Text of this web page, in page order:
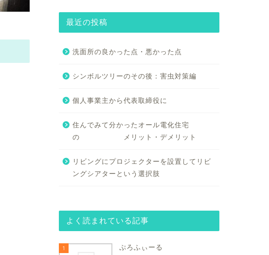
最近の投稿
洗面所の良かった点・悪かった点
シンボルツリーのその後：害虫対策編
個人事業主から代表取締役に
住んでみて分かったオール電化住宅
の メリット・デメリット
リビングにプロジェクターを設置してリビ
ングシアターという選択肢
よく読まれている記事
1 ぷろふぃーる